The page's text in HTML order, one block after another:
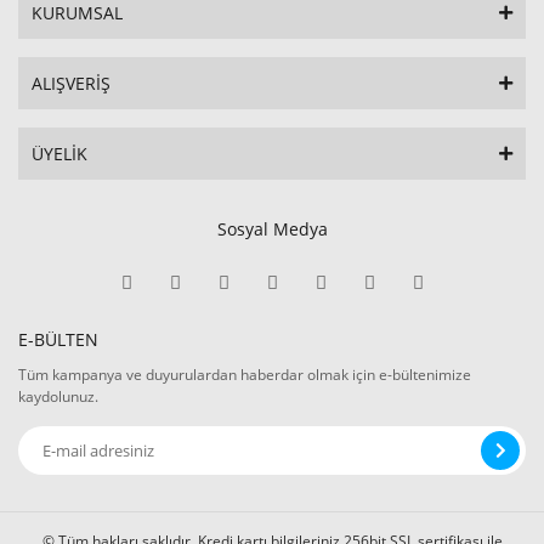
KURUMSAL
ALIŞVERİŞ
ÜYELİK
Sosyal Medya
E-BÜLTEN
Tüm kampanya ve duyurulardan haberdar olmak için e-bültenimize
kaydolunuz.